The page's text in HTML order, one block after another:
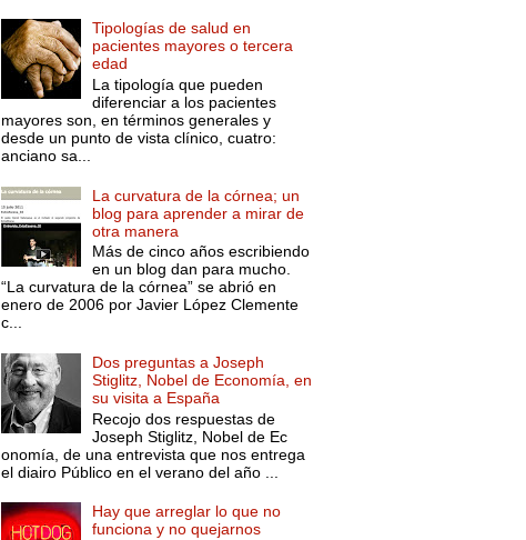
Tipologías de salud en
pacientes mayores o tercera
edad
La tipología que pueden
diferenciar a los pacientes
mayores son, en términos generales y
desde un punto de vista clínico, cuatro:
anciano sa...
La curvatura de la córnea; un
blog para aprender a mirar de
otra manera
Más de cinco años escribiendo
en un blog dan para mucho.
“La curvatura de la córnea” se abrió en
enero de 2006 por Javier López Clemente
c...
Dos preguntas a Joseph
Stiglitz, Nobel de Economía, en
su visita a España
Recojo dos respuestas de
Joseph Stiglitz, Nobel de Ec
onomía, de una entrevista que nos entrega
el diairo Público en el verano del año ...
Hay que arreglar lo que no
funciona y no quejarnos